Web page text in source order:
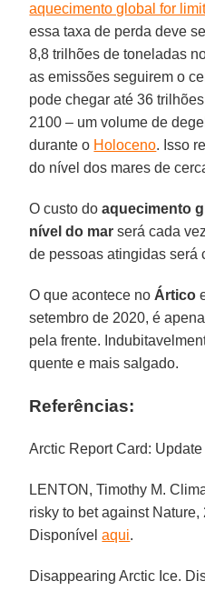
aquecimento global for
essa taxa de perda deve
8,8 trilhões de toneladas
as emissões seguirem o
pode chegar até 36
2100 – um volume de
durante o Holoceno. Isso
do nível dos mares de
O custo doaquecimento
nível do mar será cada
de pessoas atingidas será
O que acontece no Ártico
setembro de 2020, é
pela frente.
quente e mais salgado.
Referências:
Arctic Report Card:
LENTON, Timothy M.
risky to bet against Nature,
Disponívelaqui.
Disappearing Arctic Ice.